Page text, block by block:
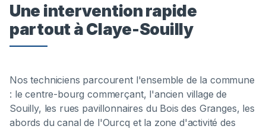
Une intervention rapide
partout à Claye-Souilly
Nos techniciens parcourent l'ensemble de la commune
: le centre-bourg commerçant, l'ancien village de
Souilly, les rues pavillonnaires du Bois des Granges, les
abords du canal de l'Ourcq et la zone d'activité des